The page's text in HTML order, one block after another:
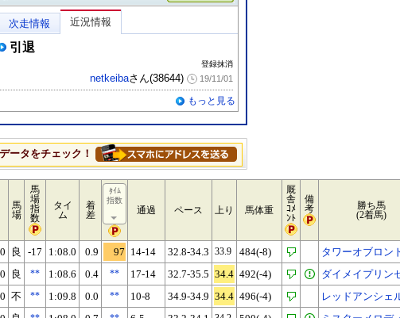
次走情報 近況情報
引退
登録抹消
netkeibaさん(38644) 19/11/01
もっと見る
ータをチェック！
馬
場
馬
場
指
数
タイ
ム
着
差
ﾀｲﾑ
指数
通過 ペース 上り 馬体重
厩
舎
ｺﾒ
ﾝﾄ
備
考
勝ち馬
(2着馬)
良 -17 1:08.0 0.9 97 14-14 32.8-34.3 33.9 484(-8)
タワーオブロン
良 ** 1:08.6 0.4 ** 17-14 32.7-35.5 34.4 492(-4)
ダイメイプリン
不 ** 1:09.8 0.0 ** 10-8 34.9-34.9 34.4 496(-4)
レッドアンシェ